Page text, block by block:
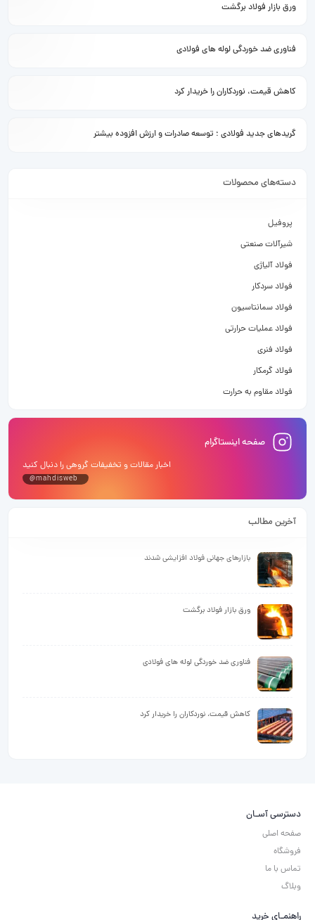
ورق بازار فولاد برگشت
فناوری ضد خوردگی لوله های فولادی
کاهش قیمت، نوردکاران را خریدار کرد
گریدهای جدید فولادی ؛ توسعه صادرات و ارزش افزوده بیشتر
دسته‌های محصولات
پروفیل
شیرآلات صنعتی
فولاد آلیاژی
فولاد سردکار
فولاد سمانتاسیون
فولاد عملیات حرارتی
فولاد فنری
فولاد گرمکار
فولاد مقاوم به حرارت
صفحه اینستاگرام
اخبار مقالات و تخفیفات گروهی را دنبال کنید
@mahdisweb
آخرین مطالب
بازارهای جهانی فولاد افزایشی شدند
ورق بازار فولاد برگشت
فناوری ضد خوردگی لوله های فولادی
کاهش قیمت، نوردکاران را خریدار کرد
دسترسی آسـان
صفحه اصلی
فروشگاه
تماس با ما
وبلاگ
راهنمـای خرید